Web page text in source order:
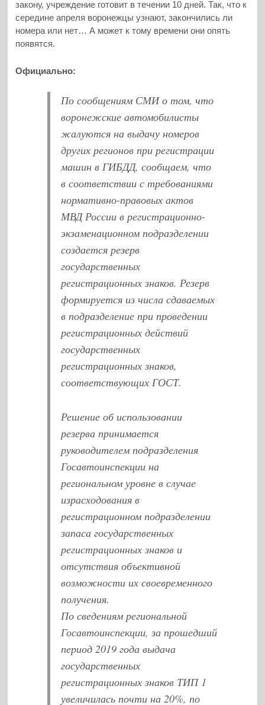
закону, учреждение готовит в течении 10 дней. Так, что к
середине апреля воронежцы узнают, закончились ли
номера или нет… А может к тому времени они опять
появятся.
Официально:
По сообщениям СМИ о том, что
воронежские автомобилисты
жалуются на выдачу номеров
других регионов при регистрации
машин в ГИБДД, сообщаем, что
в соответствии с требованиями
нормативно-правовых актов
МВД России в регистрационно-
экзаменационном подразделении
создается резерв
государственных
регистрационных знаков. Резерв
формируется из числа сдаваемых
в подразделение при проведении
регистрационных действий
государственных
регистрационных знаков,
соответствующих ГОСТ.
Решение об использовании
резерва принимается
руководителем подразделения
Госавтоинспекции на
региональном уровне в случае
израсходования в
регистрационном подразделении
запаса государственных
регистрационных знаков и
отсутствия объективной
возможности их своевременного
получения.
По сведениям региональной
Госавтоинспекции, за прошедший
период 2019 года выдача
государственных
регистрационных знаков ТИП 1
увеличилась почти на 20%, по